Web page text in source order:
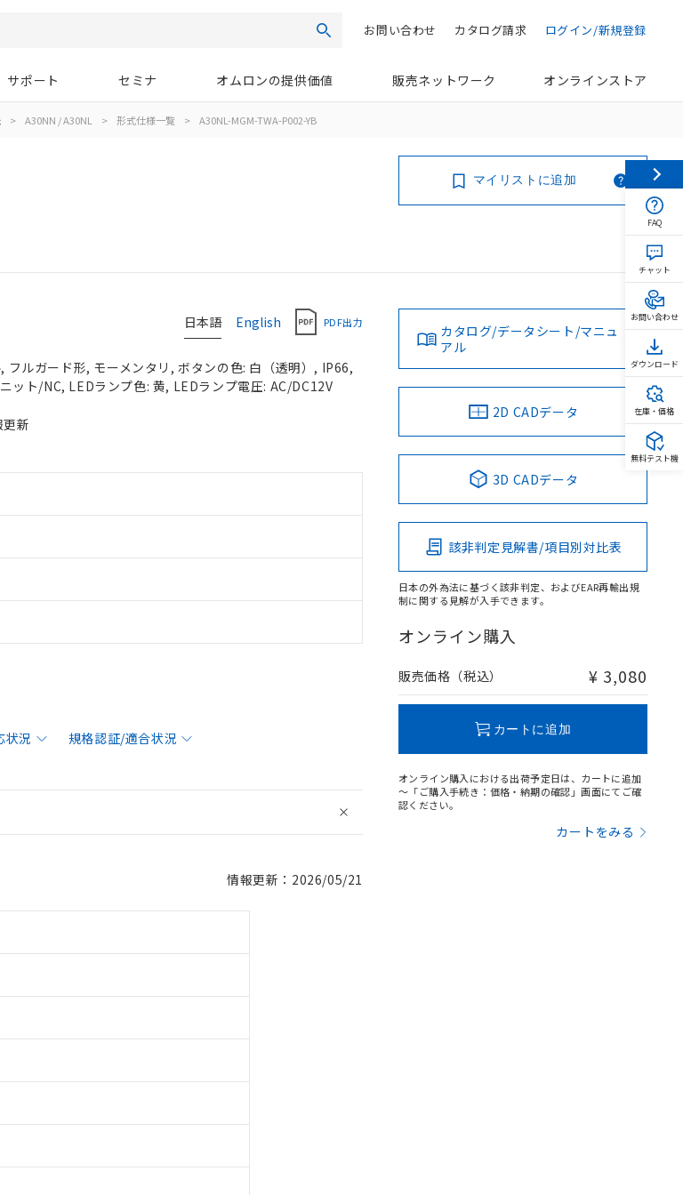
検索 ログイン/新規登録
カタログ請求
お問い合わせ
サポート セミナ オムロンの提供価値 販売ネットワーク オンラインストア
> A30NN / A30NL > 形式仕様一覧 > A30NL-MGM-TWA-P002-YB
マイリストに追加
日本語 English PDF出力
ルガード形, モーメンタリ, ボタンの色: 白（透明）, IP66,
ット/NC, LEDランプ色: 黄, LEDランプ電圧: AC/DC12V
新
状況 規格認証/適合状況
情報更新：2026/05/21
カタログ/データシート/マニュ
アル
2D CADデータ
3D CADデータ
該非判定見解書/項目別対比表
日本の外為法に基づく該非判定、およびEAR再輸出規
制に関する見解が入手できます。
オンライン購入
販売価格（税込） ¥ 3,080
カートに追加
オンライン購入における出荷予定日は、カートに追加
～「ご購入手続き：価格・納期の確認」画面にてご確
認ください。
カートをみる
FAQ
チャット
お問い合わせ
ダウンロード
在庫・価格
無料テスト機